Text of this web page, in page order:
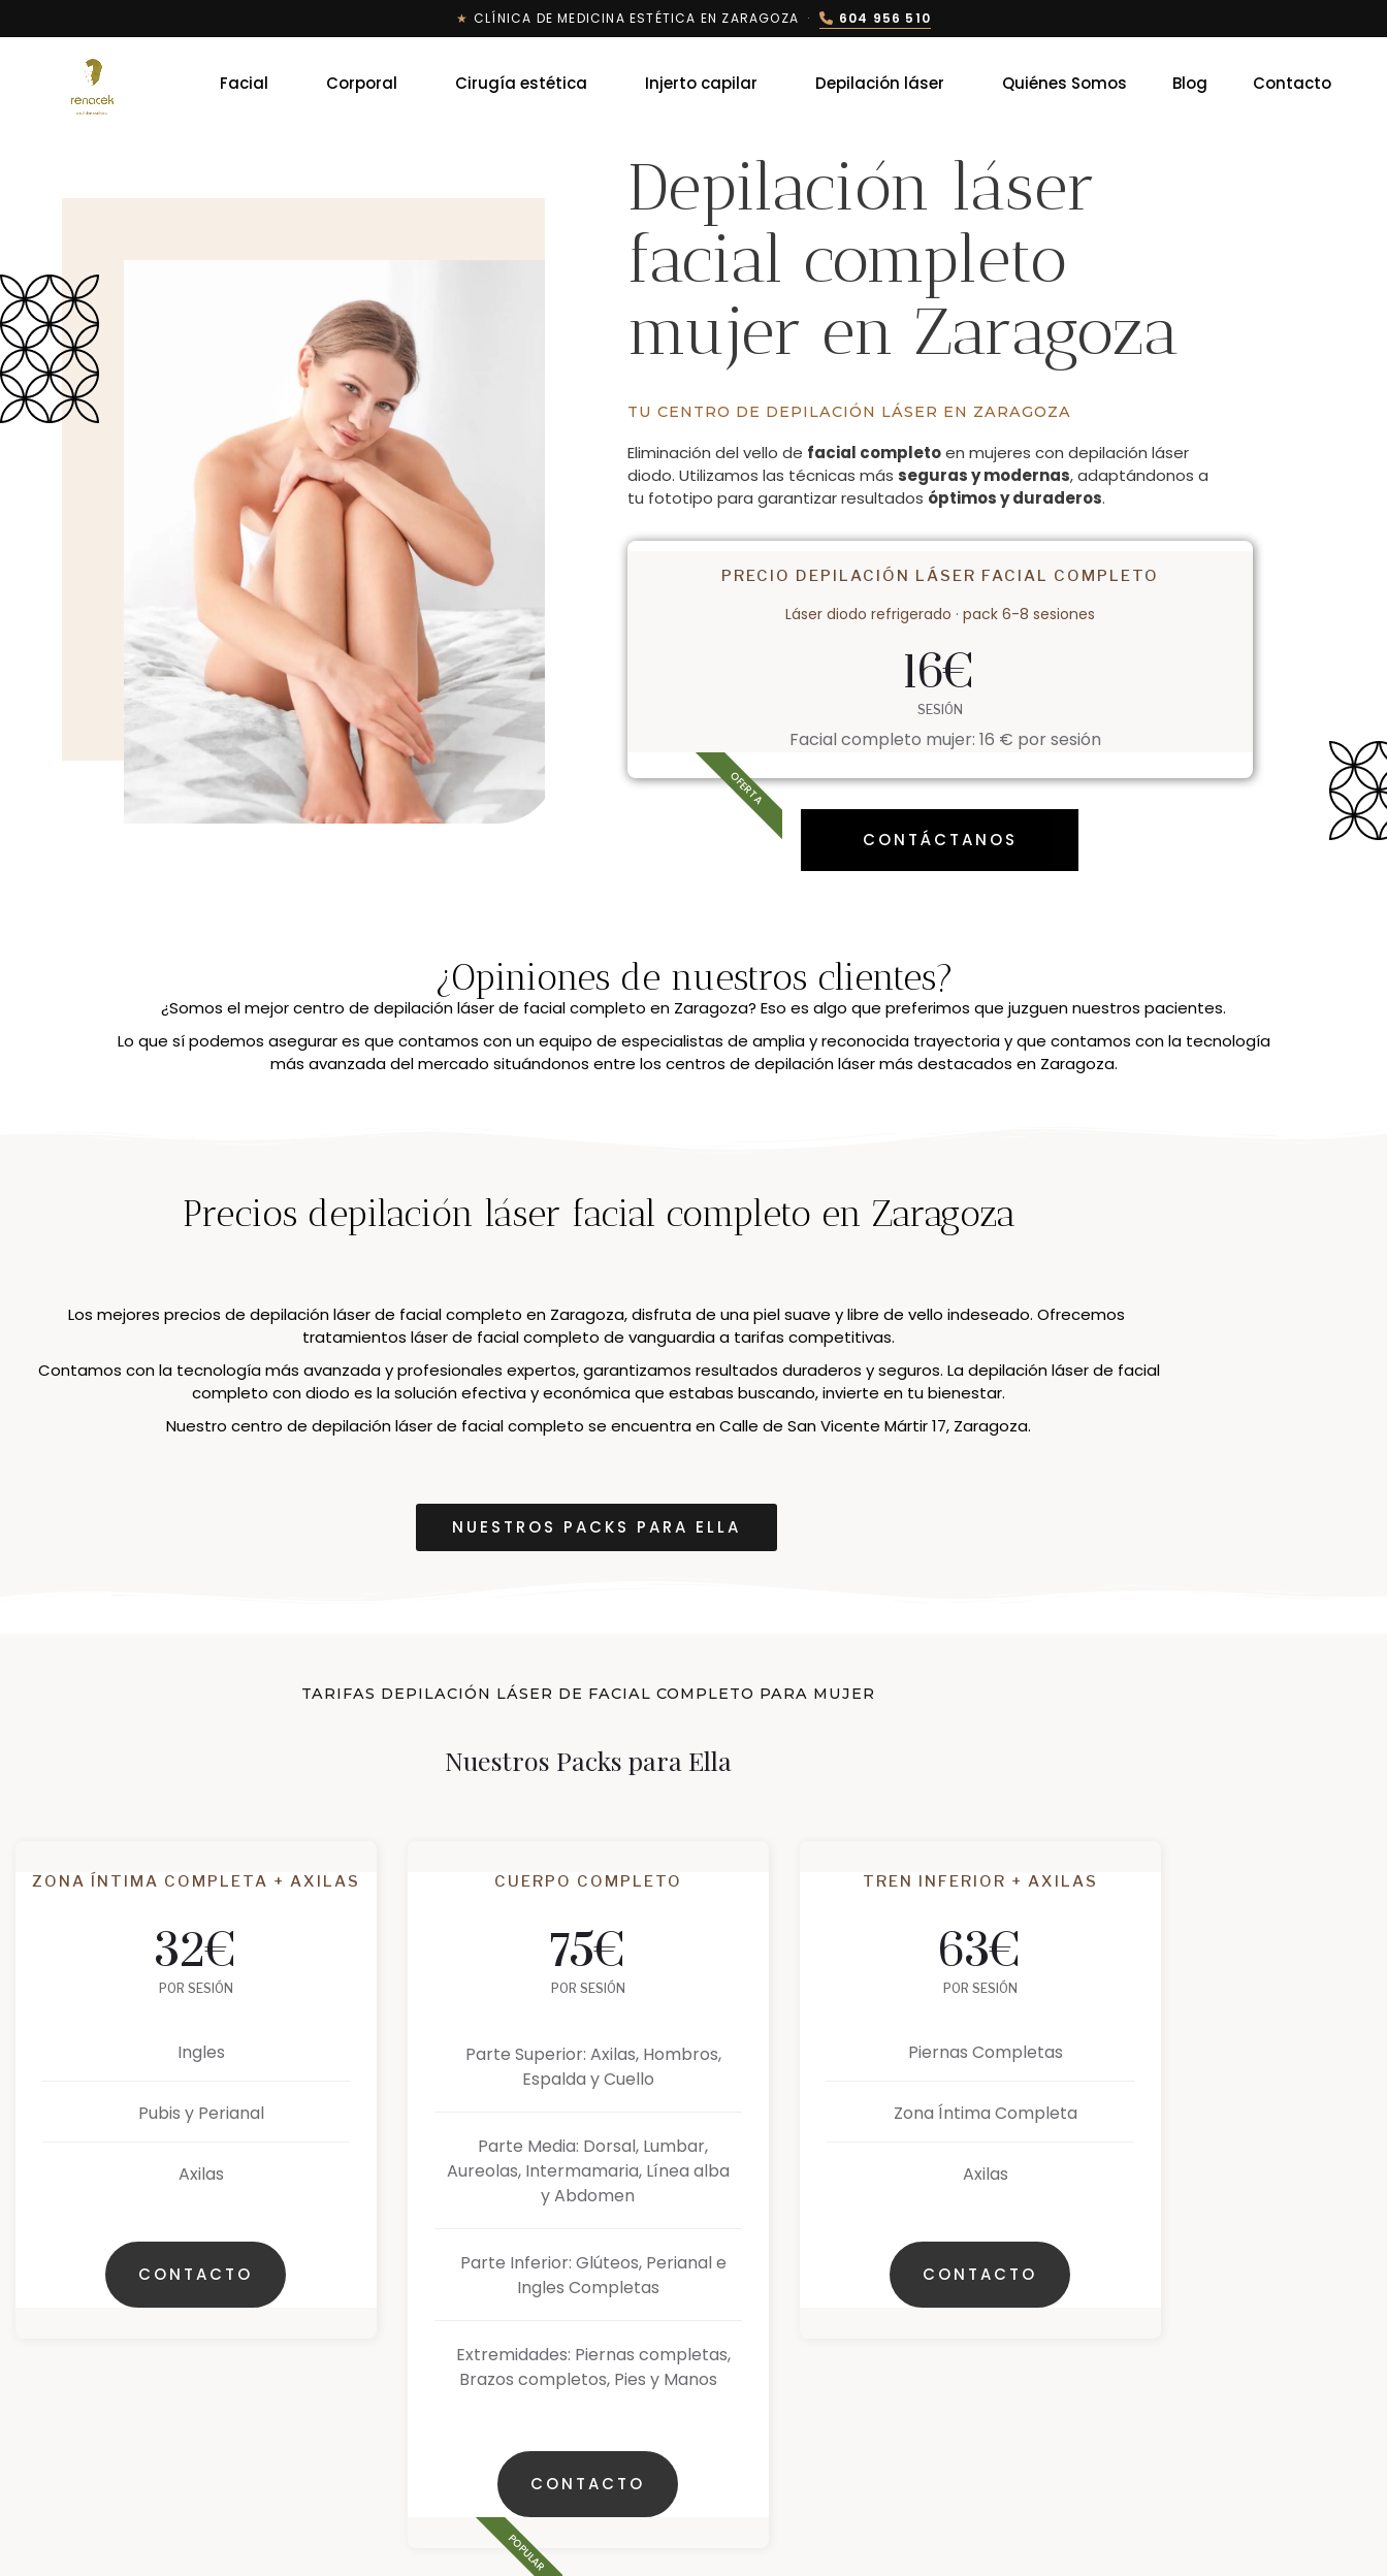
★ CLÍNICA DE MEDICINA ESTÉTICA EN ZARAGOZA · 604 956 510
Facial Corporal Cirugía estética Injerto capilar Depilación láser Quiénes Somos Blog Contacto
Depilación láser
facial completo
mujer en Zaragoza
TU CENTRO DE DEPILACIÓN LÁSER EN ZARAGOZA
Eliminación del vello de facial completoen mujeres con depilación láser
diodo. Utilizamos las técnicas más seguras y modernas, adaptándonos a
tu fototipo para garantizar resultados óptimos y duraderos.
PRECIO DEPILACIÓN LÁSER FACIAL COMPLETO
Láser diodo refrigerado · pack 6-8 sesiones
16€
SESIÓN
Facial completo mujer: 16 € por sesión
OFERTA
CONTÁCTANOS
¿Opiniones de nuestros clientes?
¿Somos el mejor centro de depilación láser de facial completo en Zaragoza? Eso es algo que preferimos que juzguen nuestros pacientes.
Lo que sí podemos asegurar es que contamos con un equipo de especialistas de amplia y reconocida trayectoria y que contamos con la tecnología
más avanzada del mercado situándonos entre los centros de depilación láser más destacados en Zaragoza.
Precios depilación láser facial completo en Zaragoza
Los mejores precios de depilación láser de facial completo en Zaragoza, disfruta de una piel suave y libre de vello indeseado. Ofrecemos
tratamientos láser de facial completo de vanguardia a tarifas competitivas.
Contamos con la tecnología más avanzada y profesionales expertos, garantizamos resultados duraderos y seguros. La depilación láser de facial
completo con diodo es la solución efectiva y económica que estabas buscando, invierte en tu bienestar.
Nuestro centro de depilación láser de facial completo se encuentra en Calle de San Vicente Mártir 17, Zaragoza.
NUESTROS PACKS PARA ELLA
TARIFAS DEPILACIÓN LÁSER DE FACIAL COMPLETO PARA MUJER
Nuestros Packs para Ella
ZONA ÍNTIMA COMPLETA + AXILAS
32€
POR SESIÓN
Ingles
Pubis y Perianal
Axilas
CONTACTO
CUERPO COMPLETO
75€
POR SESIÓN
Parte Superior: Axilas, Hombros,
Espalda y Cuello
Parte Media: Dorsal, Lumbar,
Aureolas, Intermamaria, Línea alba
y Abdomen
Parte Inferior: Glúteos, Perianal e
Ingles Completas
Extremidades: Piernas completas,
Brazos completos, Pies y Manos
CONTACTO
POPULAR
TREN INFERIOR + AXILAS
63€
POR SESIÓN
Piernas Completas
Zona Íntima Completa
Axilas
CONTACTO